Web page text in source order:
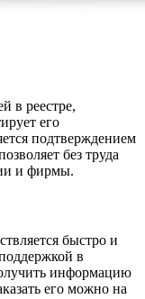
в реестре,
его
подтверждением
без труда
и фирмы.
быстро и
в
информацию
его можно на